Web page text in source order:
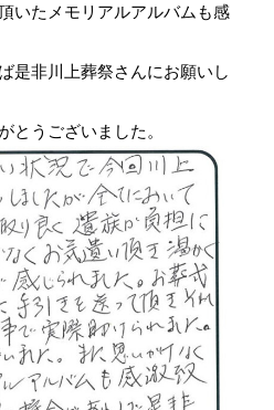
いたメモリアルアルバムも感
是非川上葬祭さんにお願いし
とうございました。